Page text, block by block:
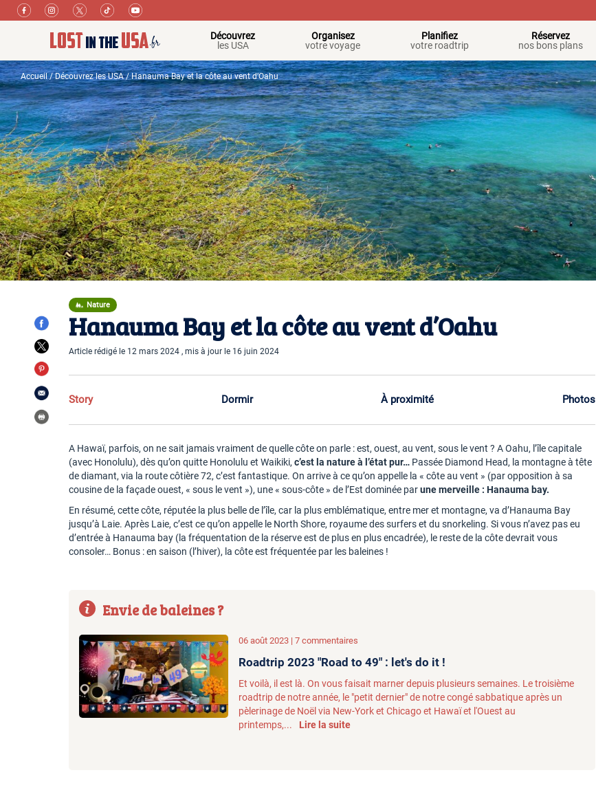
Découvrez
les USA
Organisez
votre voyage
Planifiez
votre roadtrip
Réservez
nos bons plans
Accueil/Découvrez les USA/ Hanauma Bay et la côte au vent d’Oahu
Nature
Hanauma Bay et la côte au vent d’Oahu
Article rédigé le 12 mars 2024 , mis à jour le 16 juin 2024
Story Dormir À proximité Photos
A Hawaï, parfois, on ne sait jamais vraiment de quelle côte on parle : est, ouest, au vent, sous le vent ? A Oahu, l’île capitale
(avec Honolulu), dès qu’on quitte Honolulu et Waikiki,c’est la nature à l’état pur… Passée Diamond Head, la montagne à tête
de diamant, via la route côtière 72, c’est fantastique. On arrive à ce qu’on appelle la « côte au vent » (par opposition à sa
cousine de la façade ouest, « sous le vent »), une « sous-côte » de l’Est dominée parune merveille : Hanauma bay.
En résumé, cette côte, réputée la plus belle de l’île, car la plus emblématique, entre mer et montagne, va d’Hanauma Bay
jusqu’à Laie. Après Laie, c’est ce qu’on appelle le North Shore, royaume des surfers et du snorkeling. Si vous n’avez pas eu
d’entrée à Hanauma bay (la fréquentation de la réserve est de plus en plus encadrée), le reste de la côte devrait vous
consoler… Bonus : en saison (l’hiver), la côte est fréquentée par les baleines !
Envie de baleines ?
06 août 2023 | 7 commentaires
Roadtrip 2023 "Road to 49" : let's do it !
Et voilà, il est là. On vous faisait marner depuis plusieurs semaines. Le troisième
roadtrip de notre année, le "petit dernier" de notre congé sabbatique après un
pèlerinage de Noël via New-York et Chicago et Hawaï et l'Ouest au
printemps,...
Lire la suite